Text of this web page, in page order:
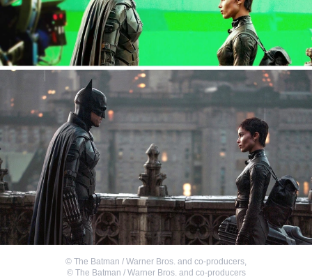
© The Batman / Warner Bros. and co-producers,
© The Batman / Warner Bros. and co-producers